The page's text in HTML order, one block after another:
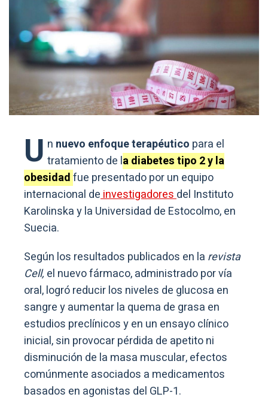
U n nuevo enfoque terapéutico para el
tratamiento de la diabetes tipo 2 y la
obesidadfue presentado por un equipo
internacional deinvestigadoresdel Instituto
Karolinska y la Universidad de Estocolmo, en
Suecia.
Según los resultados publicados en la revista
Cell, el nuevo fármaco, administrado por vía
oral, logró reducir los niveles de glucosa en
sangre y aumentar la quema de grasa en
estudios preclínicos y en un ensayo clínico
inicial, sin provocar pérdida de apetito ni
disminución de la masa muscular, efectos
comúnmente asociados a medicamentos
basados en agonistas del GLP-1.